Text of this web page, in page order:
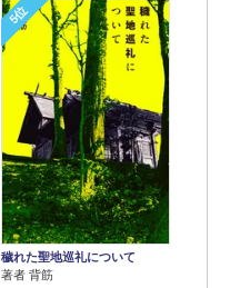
5位
穢れた聖地巡礼について
著者 背筋